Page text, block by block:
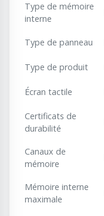
Type de mémoire
interne
Type de panneau
Type de produit
Écran tactile
Certificats de
durabilité
Canaux de
mémoire
Mémoire interne
maximale